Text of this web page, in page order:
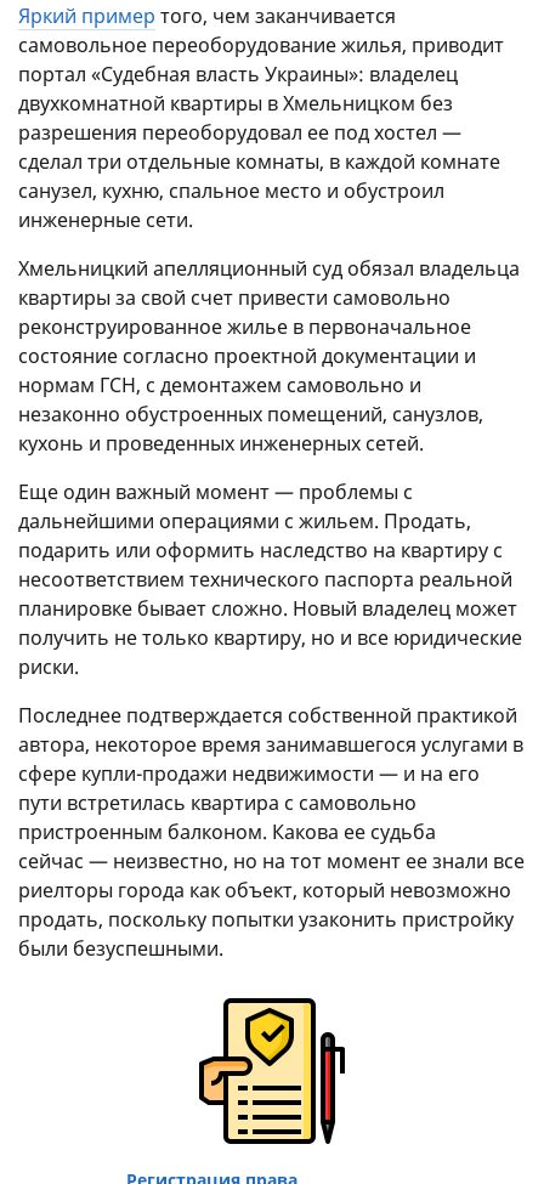
Яркий пример того, чем заканчивается
самовольное переоборудование жилья, приводит
портал «Судебная власть Украины»: владелец
двухкомнатной квартиры в Хмельницком без
разрешения переоборудовал ее под хостел —
сделал три отдельные комнаты, в каждой комнате
санузел, кухню, спальное место и обустроил
инженерные сети.
Хмельницкий апелляционный суд обязал владельца
квартиры за свой счет привести самовольно
реконструированное жилье в первоначальное
состояние согласно проектной документации и
нормам ГСН, с демонтажем самовольно и
незаконно обустроенных помещений, санузлов,
кухонь и проведенных инженерных сетей.
Еще один важный момент — проблемы с
дальнейшими операциями с жильем. Продать,
подарить или оформить наследство на квартиру с
несоответствием технического паспорта реальной
планировке бывает сложно. Новый владелец может
получить не только квартиру, но и все юридические
риски.
Последнее подтверждается собственной практикой
автора, некоторое время занимавшегося услугами в
сфере купли-продажи недвижимости — и на его
пути встретилась квартира с самовольно
пристроенным балконом. Какова ее судьба
сейчас — неизвестно, но на тот момент ее знали все
риелторы города как объект, который невозможно
продать, поскольку попытки узаконить пристройку
были безуспешными.